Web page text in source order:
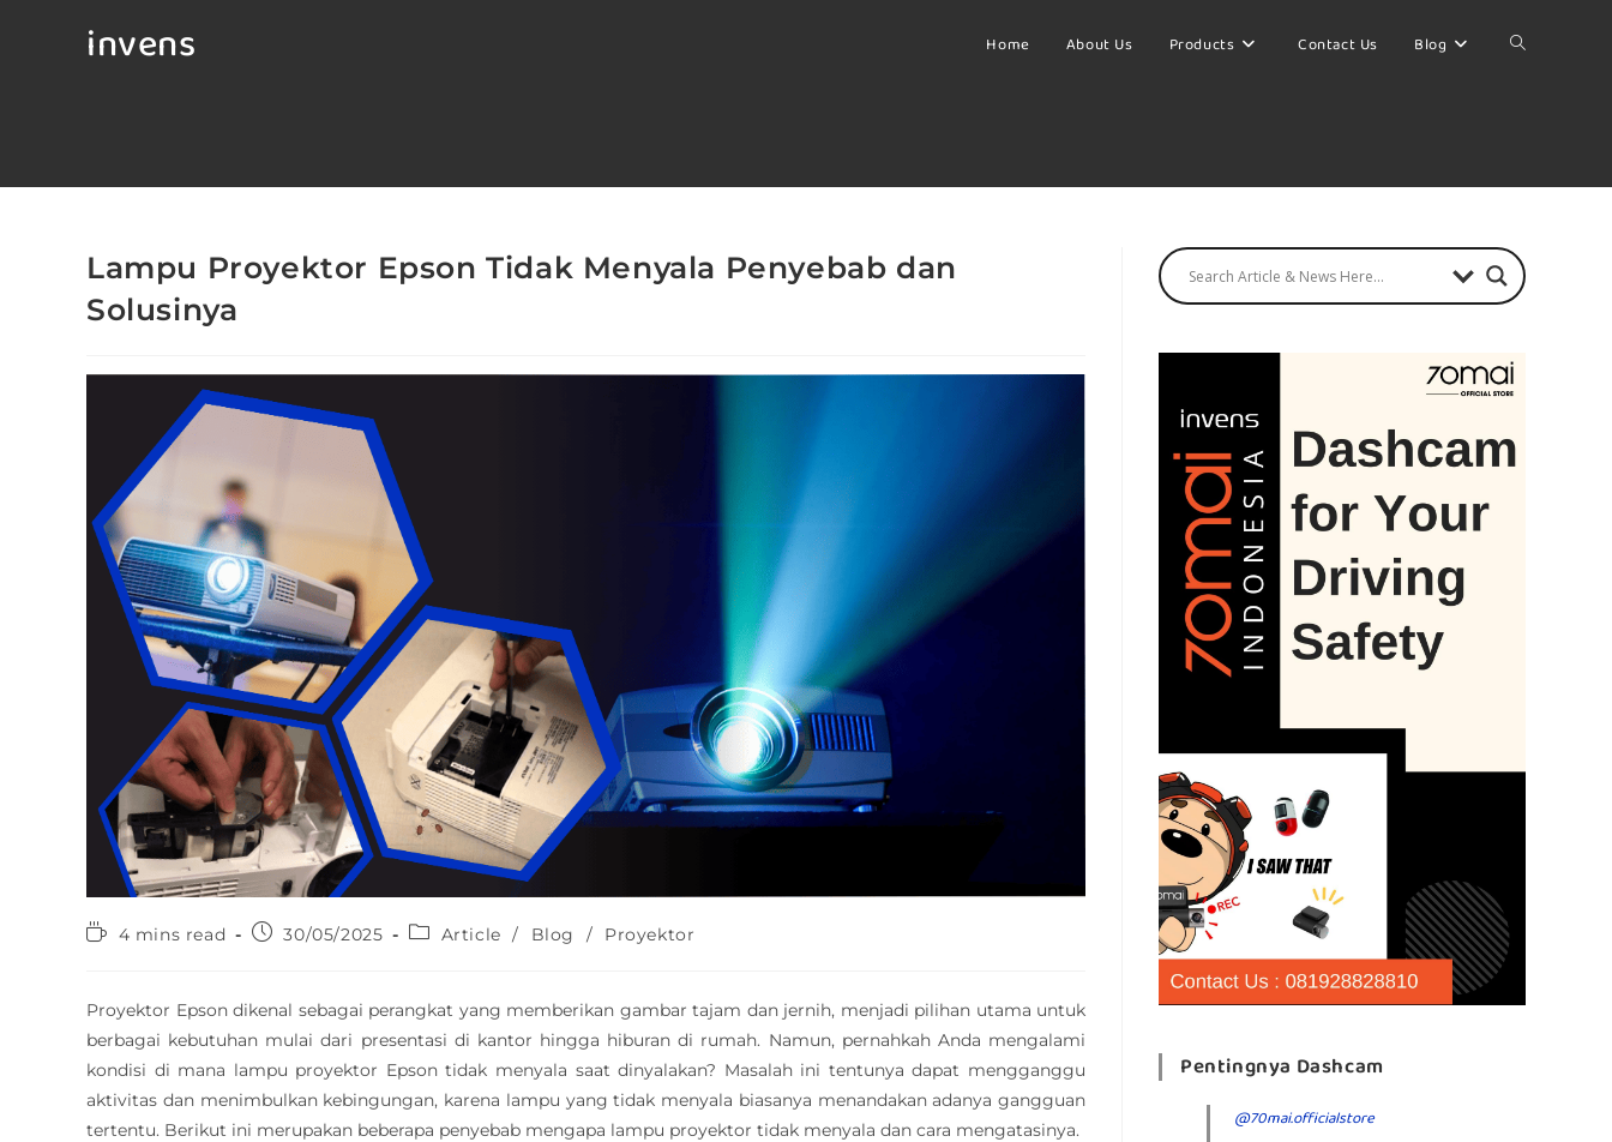
invens Home About Us Products Contact Us Blog
Lampu Proyektor Epson Tidak Menyala Penyebab dan
Solusinya
4 mins read 30/05/2025 Article / Blog / Proyektor
Proyektor Epson dikenal sebagai perangkat yang memberikan gambar tajam dan jernih, menjadi pilihan utama untuk
berbagai kebutuhan mulai dari presentasi di kantor hingga hiburan di rumah. Namun, pernahkah Anda mengalami
kondisi di mana lampu proyektor Epson tidak menyala saat dinyalakan? Masalah ini tentunya dapat mengganggu
aktivitas dan menimbulkan kebingungan, karena lampu yang tidak menyala biasanya menandakan adanya gangguan
tertentu. Berikut ini merupakan beberapa penyebab mengapa lampu proyektor tidak menyala dan cara mengatasinya.
Pentingnya Dashcam
@70mai.officialstore